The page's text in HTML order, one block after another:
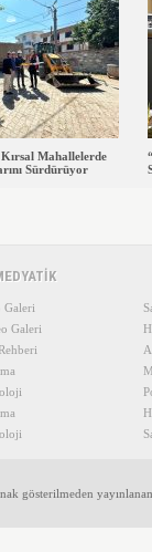
Mahallelerde
Sürdürüyor
Galeri
Galeri
gösterilmeden